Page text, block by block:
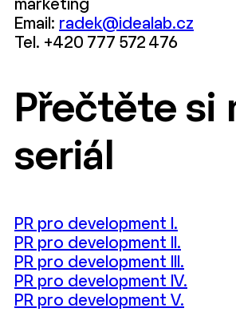
marketing
Email: radek@idealab.cz
Tel. +420 777 572 476
Přečtěte si
seriál
PR pro development I.
PR pro development II.
PR pro development III.
PR pro development IV.
PR pro development V.